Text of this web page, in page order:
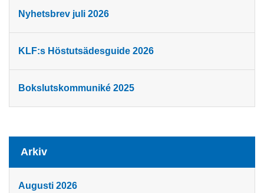
Nyhetsbrev juli 2026
KLF:s Höstutsädesguide 2026
Bokslutskommuniké 2025
Arkiv
Augusti 2026